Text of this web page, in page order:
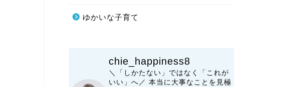
ゆかいな子育て
chie_happiness8
＼「しかたない」ではなく「これが
いい」へ／ 本当に大事なことを見極